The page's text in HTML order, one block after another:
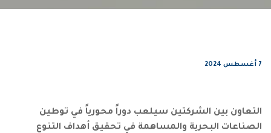
7 أغسطس 2024
التعاون بين الشركتين سيلعب دوراً محورياً في توطين
الصناعات البحرية والمساهمة في تحقيق أهداف التنوع